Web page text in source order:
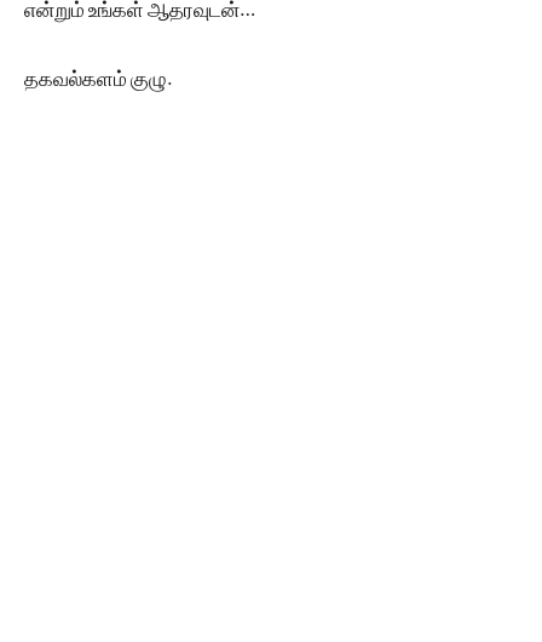
என்றும் உங்கள் ஆதரவுடன்…
தகவல்களம் குழு.